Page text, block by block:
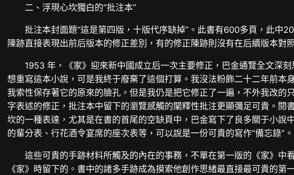
二、浮現心坎獨白的“批注本”
批注本封面題“這是第四版，十版代序缺掉”。此書有600多頁，此中
陳跡直接表現出前后版本的修正差別，有的修正陳跡則沒有在后續版本
1953 年，《家》迎來新中國成立后一次主要修正，巴金通覽全文深
想重寫這本小說，可是我終于廢棄了這個打算。我沒法粉飾二十二年前本
我索性保存著它的原來的臉孔。但是我仍是把它修正了一遍，不外我改
字表述的修正，批注本中留下的瀏覽感觸的闡釋性批注更顯彌足可貴。
坎的一種表達，尤其是在書的首尾的空缺頁中，巴金寫下了良多關于小
的輩分表、行花酒令宴席的座次表等，可以說是一份可貴的寫作“備忘錄”。
這些可貴的手跡材料所觸及的內在的事務，不單在第一版的《家》
《家》時留下的。書中的諸多手跡成為摸索他創作思緒最直接最可貴的